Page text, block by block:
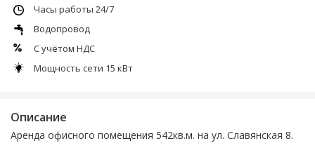
Часы работы 24/7
Водопровод
С учётом НДС
Мощность сети 15 кВт
Описание
Аренда офисного помещения 542кв.м. на ул. Славянская 8.